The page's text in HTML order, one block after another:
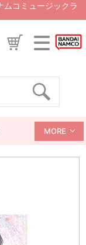
ムコミュージックラ
MORE